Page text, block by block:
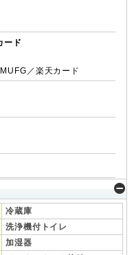
ード
／楽天カード
冷蔵庫
洗浄機付トイレ
加湿器